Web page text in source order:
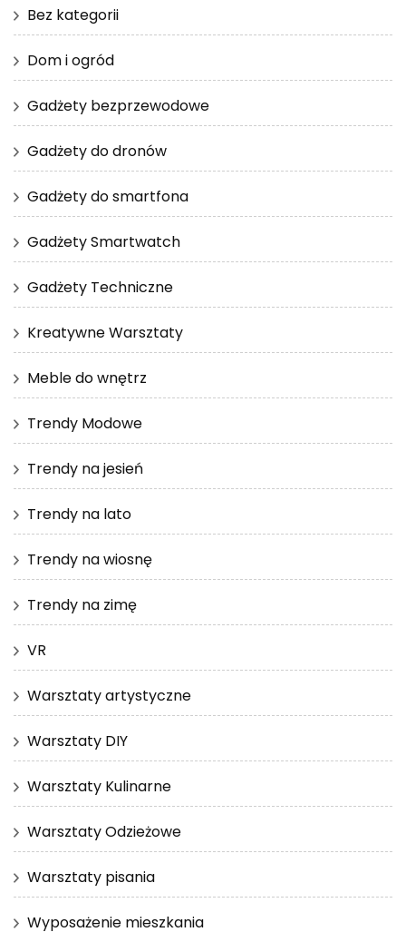
Bez kategorii
Dom i ogród
Gadżety bezprzewodowe
Gadżety do dronów
Gadżety do smartfona
Gadżety Smartwatch
Gadżety Techniczne
Kreatywne Warsztaty
Meble do wnętrz
Trendy Modowe
Trendy na jesień
Trendy na lato
Trendy na wiosnę
Trendy na zimę
VR
Warsztaty artystyczne
Warsztaty DIY
Warsztaty Kulinarne
Warsztaty Odzieżowe
Warsztaty pisania
Wyposażenie mieszkania